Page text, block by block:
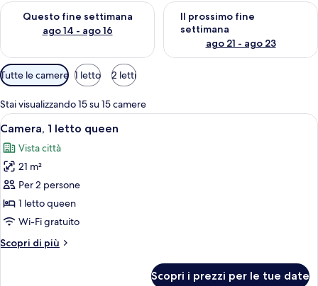
Questo fine settimana
ago 14 - ago 16
Verifica la disponibilità per questo fine settimana, ago 14 -
Il prossimo fine
settimana
ago 21 - ago 23
Verifica la disponibilità per il
Filtri
disponibili
per
le
camere
Tutte le camere 1 letto 2 letti
Stai visualizzando 15 su 15 camere
Apri
tutte
le
foto
per
Camera,
1
queen
Una camera d'albergo con un letto,
6
Camera, 1 letto queen
Vista città
21 m²
Per 2 persone
1 letto queen
Wi-Fi gratuito
Scopri di più
Altri
Scopri i prezzi per le tue date